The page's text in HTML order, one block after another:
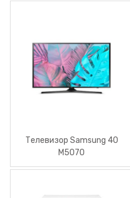
Телевизор Samsung 40
M5070